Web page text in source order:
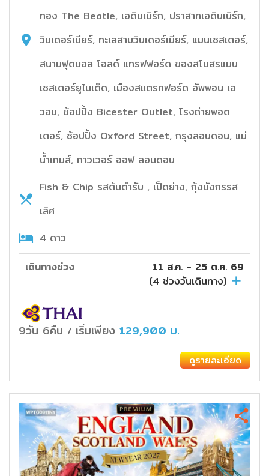
ทอง The Beatle, เอดินเบิร์ก, ปราสาทเอดินเบิร์ก,
วินเดอร์เมียร์, ทะเลสาบวินเดอร์เมียร์, แมนเชสเตอร์,
สนามฟุตบอล โอลด์ แทรฟฟอร์ด ของสโมสรแมน
เชสเตอร์ยูไนเต็ด, เมืองสแตรทฟอร์ด อัพพอน เอ
วอน, ช้อปปิ้ง Bicester Outlet, โรงถ่ายพอต
เตอร์, ช้อปปิ้ง Oxford Street, กรุงลอนดอน, แม่
น้ำเทมส์, ทาวเวอร์ ออฟ ลอนดอน
Fish & Chip รสต้นตำรับ , เป็ดย่าง, กุ้งมังกรรส
เลิศ
4 ดาว
เดินทางช่วง
11 ส.ค. - 25 ต.ค. 69
(4 ช่วงวันเดินทาง)
9วัน 6คืน / เริ่มเพียง 129,900 บ.
ดูรายละเอียด